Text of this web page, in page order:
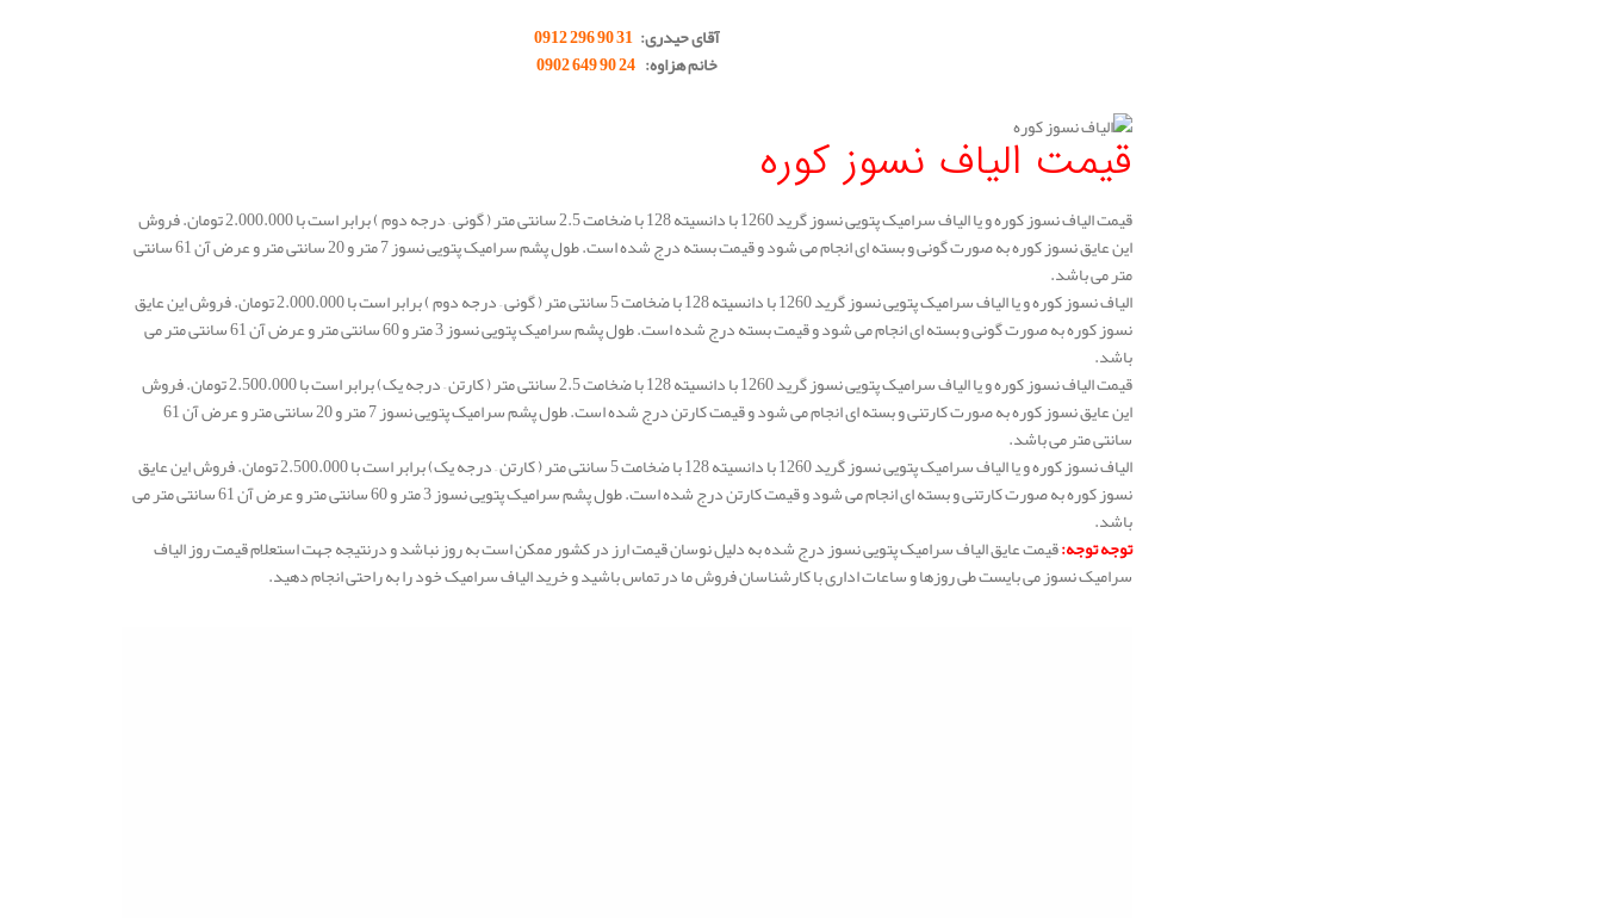
آقای حیدری: 31 90 296 0912
خانم هزاوه:24 90 649 0902
قیمت الیاف نسوز کوره
قیمت الیاف نسوز کوره و یا الیاف سرامیک پتویی نسوز گرید 1260 با دانسیته 128 با ضخامت 2.5 سانتی متر ( گونی – درجه دوم ) برابر است با 2.000.000 تومان. فروش
این عایق نسوز کوره به صورت گونی و بسته ای انجام می شود و قیمت بسته درج شده است. طول پشم سرامیک پتویی نسوز 7 متر و 20 سانتی متر و عرض آن 61 سانتی
متر می باشد.
الیاف نسوز کوره و یا الیاف سرامیک پتویی نسوز گرید 1260 با دانسیته 128 با ضخامت 5 سانتی متر ( گونی – درجه دوم ) برابر است با 2.000.000 تومان. فروش این عایق
نسوز کوره به صورت گونی و بسته ای انجام می شود و قیمت بسته درج شده است. طول پشم سرامیک پتویی نسوز 3 متر و 60 سانتی متر و عرض آن 61 سانتی متر می
باشد.
قیمت الیاف نسوز کوره و یا الیاف سرامیک پتویی نسوز گرید 1260 با دانسیته 128 با ضخامت 2.5 سانتی متر ( کارتن – درجه یک) برابر است با 2.500.000 تومان. فروش
این عایق نسوز کوره به صورت کارتنی و بسته ای انجام می شود و قیمت کارتن درج شده است. طول پشم سرامیک پتویی نسوز 7 متر و 20 سانتی متر و عرض آن 61
سانتی متر می باشد.
الیاف نسوز کوره و یا الیاف سرامیک پتویی نسوز گرید 1260 با دانسیته 128 با ضخامت 5 سانتی متر ( کارتن – درجه یک) برابر است با 2.500.000 تومان. فروش این عایق
نسوز کوره به صورت کارتنی و بسته ای انجام می شود و قیمت کارتن درج شده است. طول پشم سرامیک پتویی نسوز 3 متر و 60 سانتی متر و عرض آن 61 سانتی متر می
باشد.
توجه توجه:قیمت عایق الیاف سرامیک پتویی نسوز درج شده به دلیل نوسان قیمت ارز در کشور ممکن است به روز نباشد و درنتیجه جهت استعلام قیمت روز الیاف
سرامیک نسوز می بایست طی روزها و ساعات اداری با کارشناسان فروش ما در تماس باشید و خرید الیاف سرامیک خود را به راحتی انجام دهید.